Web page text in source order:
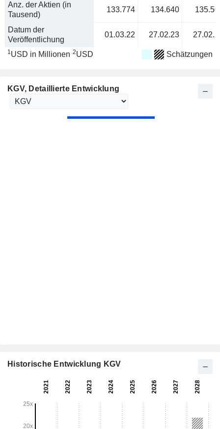
Anz. der Aktien (in
Tausend)
133.774 134.640
Datum der
Veröffentlichung
01.03.22 27.02.23
1USD in Millionen 2USD Schätzungen
KGV, Detaillierte Entwicklung
Historische Entwicklung KGV